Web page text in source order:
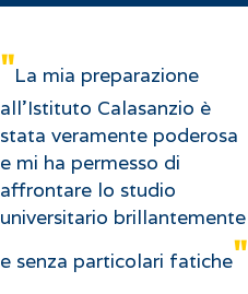
"La mia preparazione
all’Istituto Calasanzio è
stata veramente poderosa
e mi ha permesso di
affrontare lo studio
universitario brillantemente
e senza particolari fatiche"